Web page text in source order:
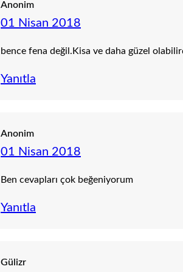
Anonim
01 Nisan 2018
bence fena değil.Kisa ve daha güzel
Yanıtla
Anonim
01 Nisan 2018
Ben cevapları çok beğeniyorum
Yanıtla
Gülizr